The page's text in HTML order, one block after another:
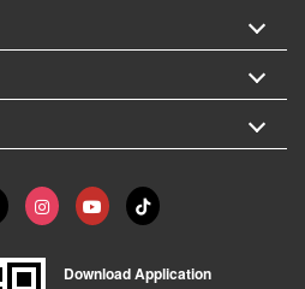
Download Application